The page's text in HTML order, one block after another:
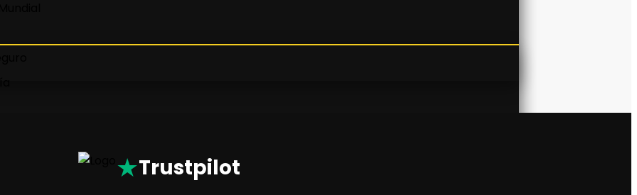
★Trustpilot